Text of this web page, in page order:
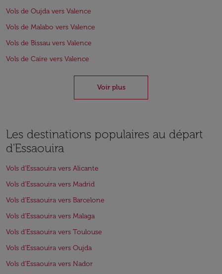
Vols de Oujda vers Valence
Vols de Malabo vers Valence
Vols de Bissau vers Valence
Vols de Caire vers Valence
Voir plus
Les destinations populaires au départ
d'Essaouira
Vols d'Essaouira vers Alicante
Vols d'Essaouira vers Madrid
Vols d'Essaouira vers Barcelone
Vols d'Essaouira vers Malaga
Vols d'Essaouira vers Toulouse
Vols d'Essaouira vers Oujda
Vols d'Essaouira vers Nador